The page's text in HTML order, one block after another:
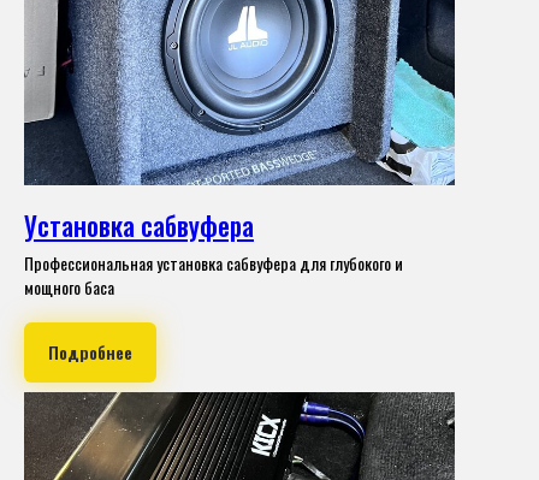
Установка сабвуфера
Профессиональная установка сабвуфера для глубокого и
мощного баса
Подробнее